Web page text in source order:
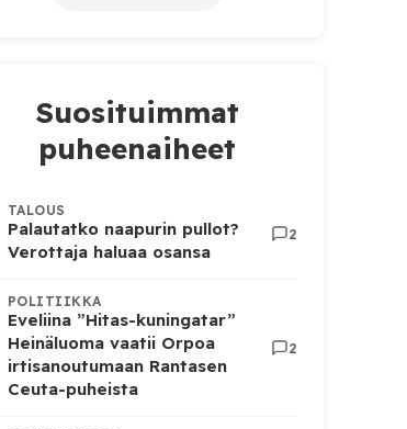
Suosituimmat
puheenaiheet
TALOUS
Palautatko naapurin pullot?
Verottaja haluaa osansa
2
POLITIIKKA
Eveliina ”Hitas-kuningatar”
Heinäluoma vaatii Orpoa
irtisanoutumaan Rantasen
Ceuta-puheista
2